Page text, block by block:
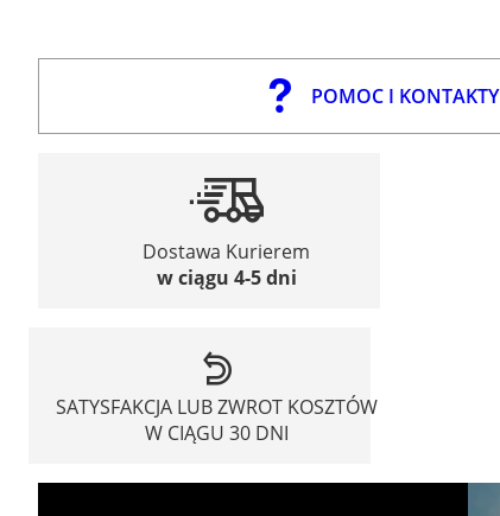
POMOC I KONTAKTY
Dostawa Kurierem
w ciągu 4-5 dni
SATYSFAKCJA LUB ZWROT KOSZTÓW
W CIĄGU 30 DNI